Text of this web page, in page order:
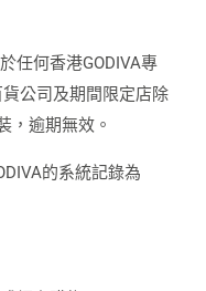
任何香港GODIVA專
公司及期間限定店除
，逾期無效。
的系統記錄為